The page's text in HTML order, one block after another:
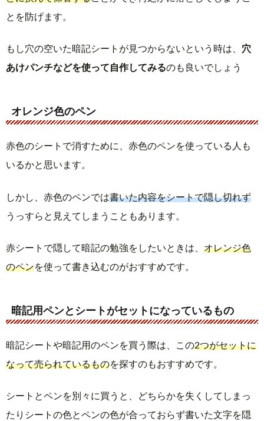
とを防げます。
もし穴の空いた暗記シートが見つからないという時は、 穴
あけパンチなどを使って自作してみるのも良いでしょう
オレンジ色のペン
赤色のシートで消すために、赤色のペンを使っている人も
いるかと思います。
しかし、赤色のペンでは書いた内容をシートで隠し切れず
うっすらと見えてしまうこともあります。
赤シートで隠して暗記の勉強をしたいときは、 オレンジ色
のペンを使って書き込むのがおすすめです。
暗記用ペンとシートがセットになっているもの
暗記シートや暗記用のペンを買う際は、この2つがセットに
なって売られているものを探すのもおすすめです。
シートとペンを別々に買うと、どちらかを失くしてしまっ
たりシートの色とペンの色が合っておらず書いた文字を隠